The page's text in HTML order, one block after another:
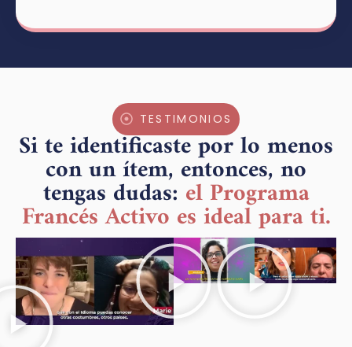
TESTIMONIOS
Si te identificaste por lo menos
con un ítem, entonces, no
tengas dudas: el Programa
Francés Activo es ideal para ti.